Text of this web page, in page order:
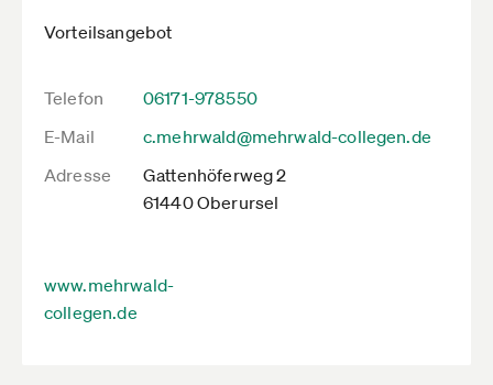
Vorteilsangebot
Telefon
06171-978550
E-Mail
c.mehrwald@mehrwald-collegen.de
Adresse
Gattenhöferweg 2
61440 Oberursel
www.mehrwald-
collegen.de